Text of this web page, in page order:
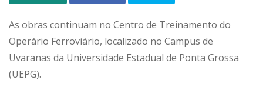
As obras continuam no Centro de Treinamento do
Operário Ferroviário, localizado no Campus de
Uvaranas da Universidade Estadual de Ponta Grossa
(UEPG).